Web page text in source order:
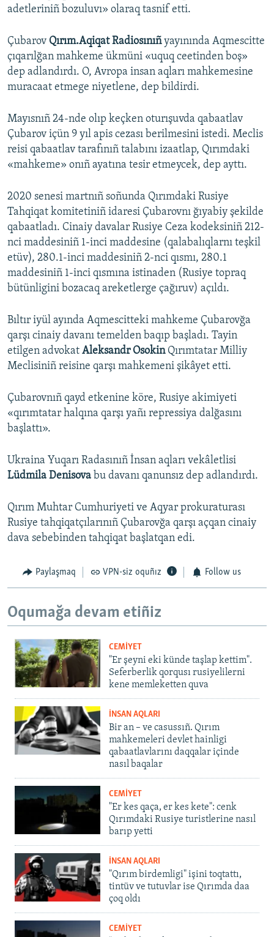
adetleriniñ bozuluvı» olaraq tasnif etti.
Çubarov Qırım.Aqiqat Radiosınıñyayınında Aqmescitte
çıqarılğan mahkeme ükmüni «uquq ceetinden boş»
dep adlandırdı. O, Avropa insan aqları mahkemesine
muracaat etmege niyetlene, dep bildirdi.
Mayısnıñ 24-nde olıp keçken oturışuvda qabaatlav
Çubarov içün 9 yıl apis cezası berilmesini istedi. Meclis
reisi qabaatlav tarafınıñ talabını izaatlap, Qırımdaki
«mahkeme» onıñ ayatına tesir etmeycek, dep ayttı.
2020 senesi martnıñ soñunda Qırımdaki Rusiye
Tahqiqat komitetiniñ idaresi Çubarovnı ğıyabiy şekilde
qabaatladı. Cinaiy davalar Rusiye Ceza kodeksiniñ 212-
nci maddesiniñ 1-inci maddesine (qalabalıqlarnı teşkil
etüv), 280.1-inci maddesiniñ 2-nci qısmı, 280.1
maddesiniñ 1-inci qısmına istinaden (Rusiye topraq
bütünligini bozacaq areketlerge çağıruv) açıldı.
Bıltır iyül ayında Aqmescitteki mahkeme Çubarovğa
qarşı cinaiy davanı temelden baqıp başladı. Tayin
etilgen advokat Aleksandr OsokinQırımtatar Milliy
Meclisiniñ reisine qarşı mahkemeni şikâyet etti.
Çubarovnıñ qayd etkenine köre, Rusiye akimiyeti
«qırımtatar halqına qarşı yañı repressiya dalğasını
başlattı».
Ukraina Yuqarı Radasınıñ İnsan aqları vekâletlisi
Lüdmila Denisova bu davanı qanunsız dep adlandırdı.
Qırım Muhtar Cumhuriyeti ve Aqyar prokuraturası
Rusiye tahqiqatçılarınıñ Çubarovğa qarşı açqan cinaiy
dava sebebinden tahqiqat başlatqan edi.
Paylaşmaq VPN-siz oquñız Follow us
Oqumağa devam etiñiz
CEMİYET
"Er şeyni eki künde taşlap kettim".
Seferberlik qorqusı rusiyelilerni
kene memleketten quva
İNSAN AQLARI
Bir an – ve casussıñ. Qırım
mahkemeleri devlet hainligi
qabaatlavlarını daqqalar içinde
nasıl baqalar
CEMİYET
"Er kes qaça, er kes kete": cenk
Qırımdaki Rusiye turistlerine nasıl
barıp yetti
İNSAN AQLARI
"Qırım birdemligi" işini toqtattı,
tintüv ve tutuvlar ise Qırımda daa
çoq oldı
CEMİYET